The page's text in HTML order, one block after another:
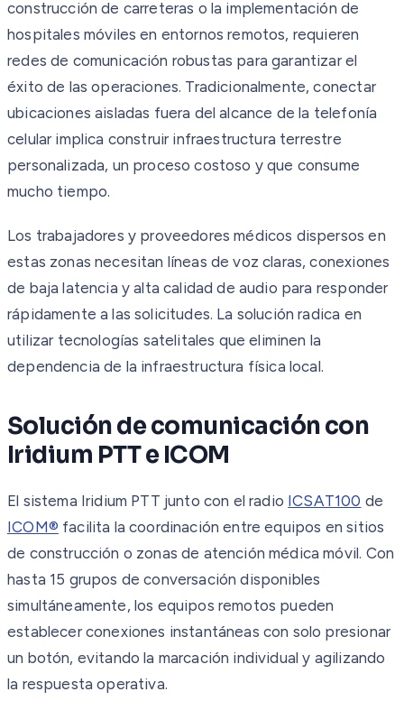
construcción de carreteras o la implementación de
hospitales móviles en entornos remotos, requieren
redes de comunicación robustas para garantizar el
éxito de las operaciones. Tradicionalmente, conectar
ubicaciones aisladas fuera del alcance de la telefonía
celular implica construir infraestructura terrestre
personalizada, un proceso costoso y que consume
mucho tiempo.
Los trabajadores y proveedores médicos dispersos en
estas zonas necesitan líneas de voz claras, conexiones
de baja latencia y alta calidad de audio para responder
rápidamente a las solicitudes. La solución radica en
utilizar tecnologías satelitales que eliminen la
dependencia de la infraestructura física local.
Solución de comunicación con
Iridium PTT e ICOM
El sistema Iridium PTT junto con el radio ICSAT100 de
ICOM® facilita la coordinación entre equipos en sitios
de construcción o zonas de atención médica móvil. Con
hasta 15 grupos de conversación disponibles
simultáneamente, los equipos remotos pueden
establecer conexiones instantáneas con solo presionar
un botón, evitando la marcación individual y agilizando
la respuesta operativa.